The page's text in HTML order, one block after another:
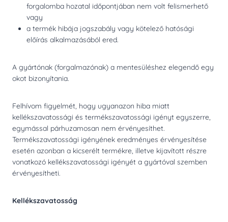
forgalomba hozatal időpontjában nem volt felismerhető
vagy
a termék hibája jogszabály vagy kötelező hatósági
előírás alkalmazásából ered.
A gyártónak (forgalmazónak) a mentesüléshez elegendő egy
okot bizonyítania.
Felhívom figyelmét, hogy ugyanazon hiba miatt
kellékszavatossági és termékszavatossági igényt egyszerre,
egymással párhuzamosan nem érvényesíthet.
Termékszavatossági igényének eredményes érvényesítése
esetén azonban a kicserélt termékre, illetve kijavított részre
vonatkozó kellékszavatossági igényét a gyártóval szemben
érvényesítheti.
Kellékszavatosság